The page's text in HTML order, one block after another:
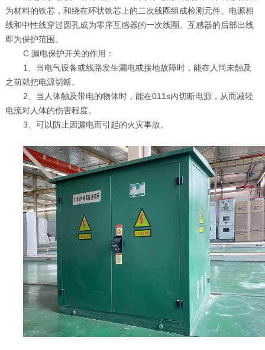
为材料的铁芯，和绕在环状铁芯上的二次线圈组成检测元件。电源相
线和中性线穿过圆孔成为零序互感器的一次线圈。互感器的后部出线
即为保护范围。
C.漏电保护开关的作用：
1、当电气设备或线路发生漏电或接地故障时，能在人尚未触及
之前就把电源切断。
2、当人体触及带电的物体时，能在011s内切断电源，从而减轻
电流对人体的伤害程度。
3、可以防止因漏电而引起的火灾事故。